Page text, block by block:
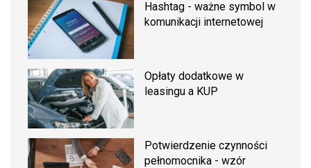
Hashtag - ważne symbol w
komunikacji internetowej
Opłaty dodatkowe w
leasingu a KUP
Potwierdzenie czynności
pełnomocnika - wzór